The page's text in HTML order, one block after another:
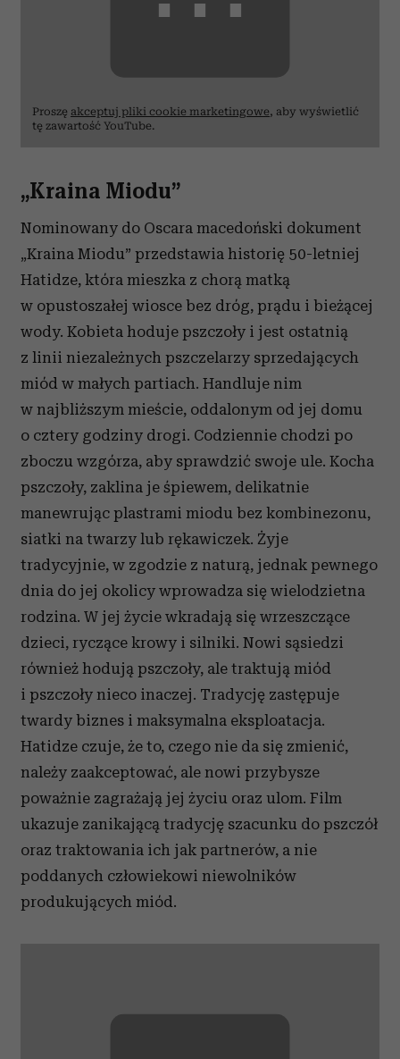
Proszę akceptuj pliki cookie marketingowe, aby wyświetlić
tę zawartość YouTube.
„Kraina Miodu”
Nominowany do Oscara macedoński dokument
„Kraina Miodu” przedstawia historię 50-letniej
Hatidze, która mieszka z chorą matką
w opustoszałej wiosce bez dróg, prądu i bieżącej
wody. Kobieta hoduje pszczoły i jest ostatnią
z linii niezależnych pszczelarzy sprzedających
miód w małych partiach. Handluje nim
w najbliższym mieście, oddalonym od jej domu
o cztery godziny drogi. Codziennie chodzi po
zboczu wzgórza, aby sprawdzić swoje ule. Kocha
pszczoły, zaklina je śpiewem, delikatnie
manewrując plastrami miodu bez kombinezonu,
siatki na twarzy lub rękawiczek. Żyje
tradycyjnie, w zgodzie z naturą, jednak pewnego
dnia do jej okolicy wprowadza się wielodzietna
rodzina. W jej życie wkradają się wrzeszczące
dzieci, ryczące krowy i silniki. Nowi sąsiedzi
również hodują pszczoły, ale traktują miód
i pszczoły nieco inaczej. Tradycję zastępuje
twardy biznes i maksymalna eksploatacja.
Hatidze czuje, że to, czego nie da się zmienić,
należy zaakceptować, ale nowi przybysze
poważnie zagrażają jej życiu oraz ulom. Film
ukazuje zanikającą tradycję szacunku do pszczół
oraz traktowania ich jak partnerów, a nie
poddanych człowiekowi niewolników
produkujących miód.